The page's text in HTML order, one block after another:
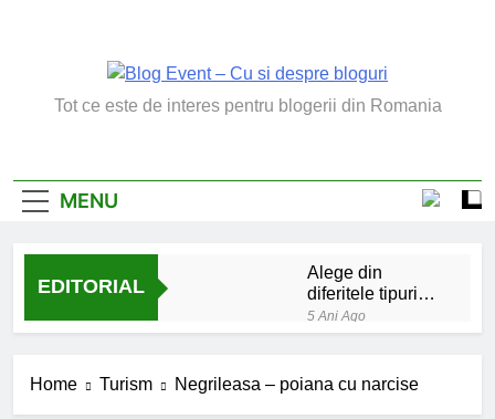
Blog Event – Cu Si
Tot ce este de interes pentru blogerii din Romania
MENU
EDITORIAL
Alege din
diferitele tipuri
de bratara de
argint
5 Ani Ago
5 Ani Ago
Home Turism Negrileasa – poiana cu narcise